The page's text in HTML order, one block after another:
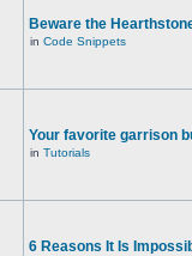
Beware the
in Code Snippets
Your favorite garrison
in Tutorials
6 Reasons It Is